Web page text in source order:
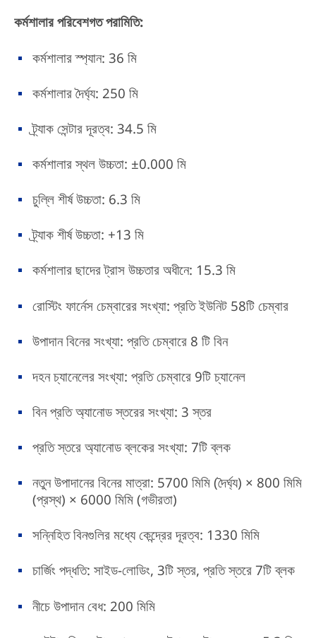
কর্মশালার পরিবেশগত পরামিতি:
কর্মশালার স্প্যান: 36 মি
কর্মশালার দৈর্ঘ্য: 250 মি
ট্র্যাক সেন্টার দূরত্ব: 34.5 মি
কর্মশালার স্থল উচ্চতা: ±0.000 মি
চুল্লি শীর্ষ উচ্চতা: 6.3 মি
ট্র্যাক শীর্ষ উচ্চতা: +13 মি
কর্মশালার ছাদের ট্রাস উচ্চতার অধীনে: 15.3 মি
রোস্টিং ফার্নেস চেম্বারের সংখ্যা: প্রতি ইউনিট 58টি চেম্বার
উপাদান বিনের সংখ্যা: প্রতি চেম্বারে 8 টি বিন
দহন চ্যানেলের সংখ্যা: প্রতি চেম্বারে 9টি চ্যানেল
বিন প্রতি অ্যানোড স্তরের সংখ্যা: 3 স্তর
প্রতি স্তরে অ্যানোড ব্লকের সংখ্যা: 7টি ব্লক
নতুন উপাদানের বিনের মাত্রা: 5700 মিমি (দৈর্ঘ্য) × 800 মিমি
(প্রস্থ) × 6000 মিমি (গভীরতা)
সন্নিহিত বিনগুলির মধ্যে কেন্দ্রের দূরত্ব: 1330 মিমি
চার্জিং পদ্ধতি: সাইড-লোডিং, 3টি স্তর, প্রতি স্তরে 7টি ব্লক
নীচে উপাদান বেধ: 200 মিমি